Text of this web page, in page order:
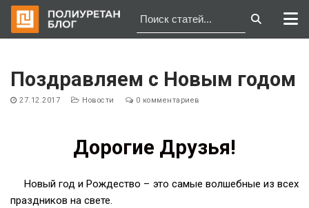
содержимому
Поздравляем с Новым годом
27.12.2017 Новости 0 комментариев
Дорогие Друзья!
Новый год и Рождество – это самые волшебные из всех
праздников на свете.